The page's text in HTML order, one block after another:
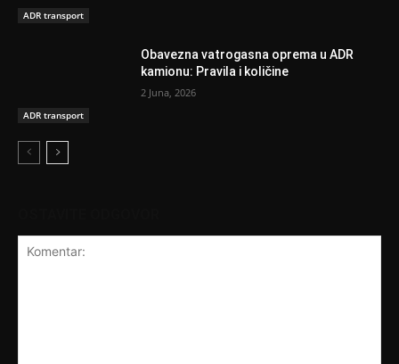
ADR transport
ADR transport
Obavezna vatrogasna oprema u ADR
kamionu: Pravila i količine
2 Juna, 2026